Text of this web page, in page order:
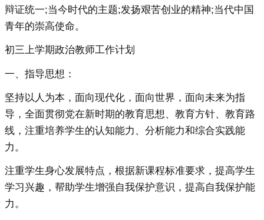
辩证统一;当今时代的主题;发扬艰苦创业的精神;当代中国
青年的崇高使命。
初三上学期政治教师工作计划
一、指导思想：
坚持以人为本，面向现代化，面向世界，面向未来为指
导，全面贯彻党在新时期的教育思想、教育方针、教育路
线，注重培养学生的认知能力、分析能力和综合实践能
力。
注重学生身心发展特点，根据新课程标准要求，提高学生
学习兴趣，帮助学生增强自我保护意识，提高自我保护能
力。